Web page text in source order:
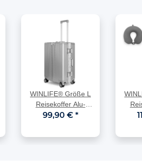
WINLIFE® Größe L
Reisekoffer Alu-
Rahmen mit ABS &
99,90 € *